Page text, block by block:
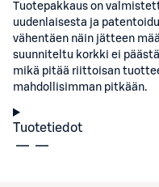
Tuotepakkaus on
uudenlaisesta ja
vähentäen näin jätteen
suunniteltu korkki ei
mikä pitää riittoisan
mahdollisimman pitkään.
Tuotetiedot